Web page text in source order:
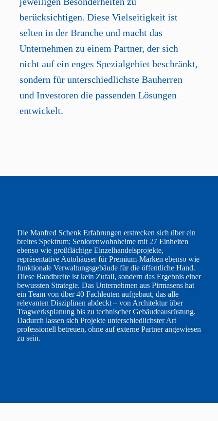
berücksichtigen. Diese Vielseitigkeit ist
selten in der Branche und macht das
Unternehmen zu einem Partner, der sich
nicht auf ein enges Spezialgebiet beschränkt,
sondern für unterschiedlichste Bauherren
und Investoren die passenden Lösungen
entwickelt.
Die Manfred Schenk Erfahrungen erstrecken sich über ein
breites Spektrum: Seniorenwohnheime mit 27 Einheiten
ebenso wie großflächige Einzelhandelsprojekte,
repräsentative Autohäuser für Premium-Marken ebenso wie
funktionale Verwaltungsgebäude für die öffentliche Hand.
Diese Bandbreite ist kein Zufall, sondern das Ergebnis einer
bewussten Strategie. Das Unternehmen aus Pirmasens hat
ein Team von über 40 Fachleuten aufgebaut, das alle
relevanten Disziplinen abdeckt – von Architektur über
Tragwerksplanung bis zu technischer Gebäudeausrüstung.
Dadurch lassen sich Projekte unterschiedlichster Art
professionell betreuen, ohne auf externe Partner angewiesen
zu sein.